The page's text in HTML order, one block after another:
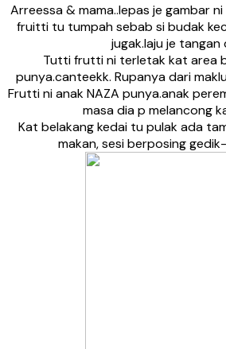
Arreessa & mama..lepas je gambar
fruitti tu tumpah sebab si budak
jugak.laju je tangan
Tutti frutti ni terletak kat area
punya.canteekk. Rupanya dari
Frutti ni anak NAZA punya.anak
masa dia p melancong
Kat belakang kedai tu pulak ada
makan, sesi berposing